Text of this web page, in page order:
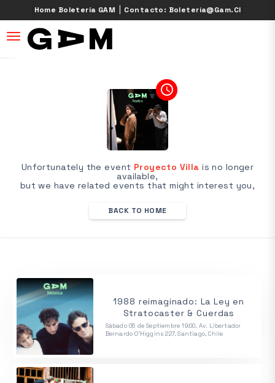
Home Boletería GAM | Contacto: Boleteria@gam.cl
desplegar navegación
access_time
Unfortunately the event Proyecto Villa is no longer
available,
but we have related events that might interest you,
BACK TO HOME
1988 reimaginado: La Ley en
Stratocaster & Cuerdas
Sábado 05 de Septiembre 19:00, Av. Libertador
Bernardo O'Higgins 227, Santiago, Chile